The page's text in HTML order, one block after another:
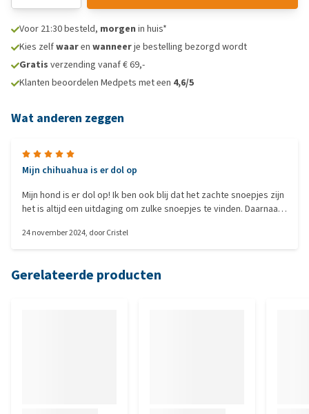
Voor 21:30 besteld, morgen in huis*
Kies zelfwaaren wanneerje bestelling bezorgd wordt
Gratis verzending vanaf € 69,-
Klanten beoordelen Medpets met een 4,6/5
Wat anderen zeggen
Mijn chihuahua is er dol op
Mijn hond is er dol op! Ik ben ook blij dat het zachte snoepjes zijn
het is altijd een uitdaging om zulke snoepjes te vinden. Daarnaast
24 november 2024, doorCristel
Gerelateerde producten